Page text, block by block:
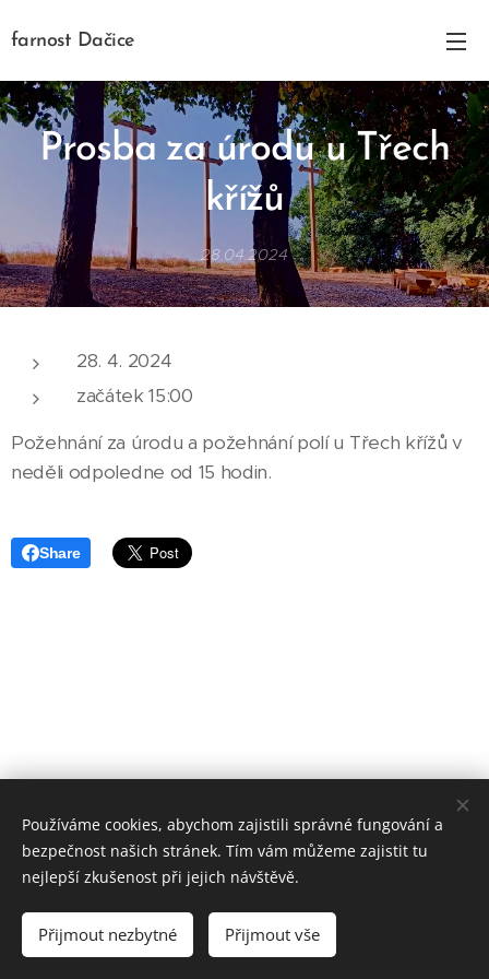
farnost Dačice
Prosba za úrodu u Třech
křížů
28.04.2024
28. 4. 2024
začátek 15:00
Požehnání za úrodu a požehnání polí u Třech křížů v
neděli odpoledne od 15 hodin.
Share
Římskokatolická farnost Dačice; Krajířova 18, Dačice
Cookies
Používáme cookies, abychom zajistili správné fungování a
bezpečnost našich stránek. Tím vám můžeme zajistit tu
nejlepší zkušenost při jejich návštěvě.
Přijmout nezbytné Přijmout vše